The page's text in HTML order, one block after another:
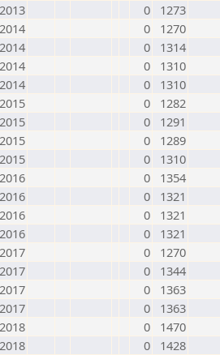
0
1273
0
1270
0
1314
0
1310
0
1310
0
1282
0
1291
0
1289
0
1310
0
1354
0
1321
0
1321
0
1321
0
1270
0
1344
0
1363
0
1363
0
1470
0
1428